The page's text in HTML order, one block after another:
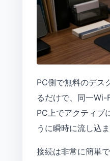
PC側で無料のデス
るだけで、同一Wi-
PC上でアクティブ
うに瞬時に流し込ま
接続は非常に簡単